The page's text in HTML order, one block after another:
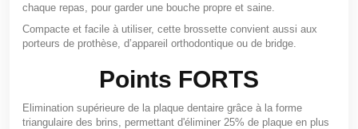
chaque repas, pour garder une bouche propre et saine.
Compacte et facile à utiliser, cette brossette convient aussi aux
porteurs de prothèse, d’appareil orthodontique ou de bridge.
Points FORTS
Elimination supérieure de la plaque dentaire grâce à la forme
triangulaire des brins, permettant d'éliminer 25% de plaque en plus